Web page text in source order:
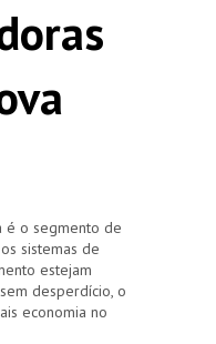
é o segmento de
sistemas de
estejam
desperdício, o
economia no